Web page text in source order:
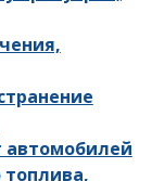
автомобилей